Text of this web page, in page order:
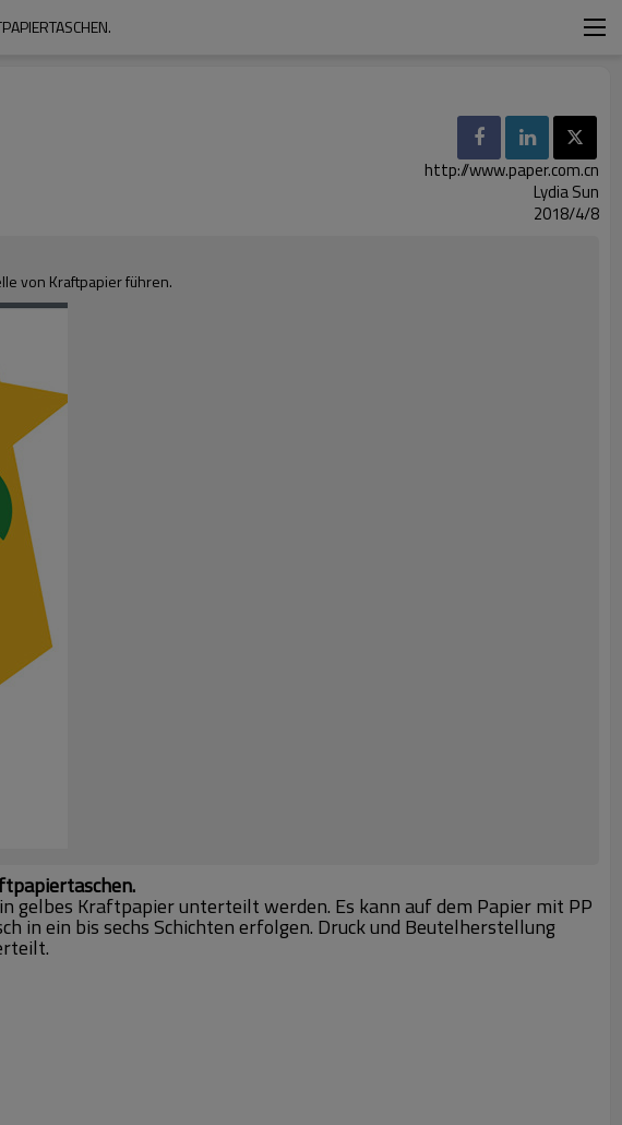
http://www.paper.com.cn
Lydia Sun
2018/4/8
von Kraftpapier führen.
Kraftpapier unterteilt werden. Es kann auf dem Papier mit PP
in ein bis sechs Schichten erfolgen. Druck und Beutelherstellung